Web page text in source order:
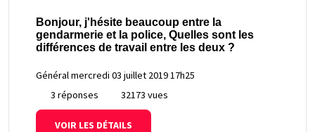
Bonjour, j'hésite beaucoup entre la
gendarmerie et la police, Quelles sont les
différences de travail entre les deux ?
Généralmercredi 03 juillet 2019 17h25
3 réponses
32173 vues
VOIR LES DÉTAILS